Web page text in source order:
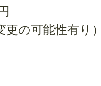
更の可能性有り